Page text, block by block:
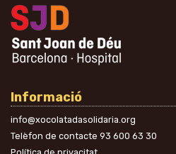
Informació
info@xocolatadasolidaria.org
Telèfon de contacte 93 600 63 30